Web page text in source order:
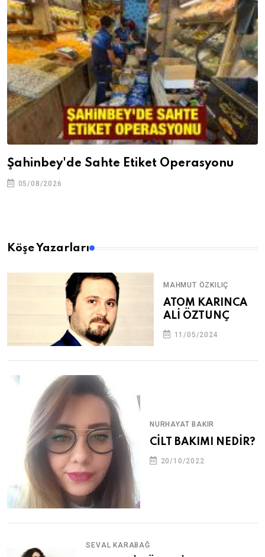
Şahinbey'de Sahte Etiket Operasyonu
05/08/2026
Köşe Yazarları
MAHMUT ÖZKILIÇ
ATOM KARINCA
ALİ ÖZTUNÇ
11/05/2024
NURHAYAT BAKIR
CİLT BAKIMI NEDİR?
20/10/2022
SEVAL KARABAĞ